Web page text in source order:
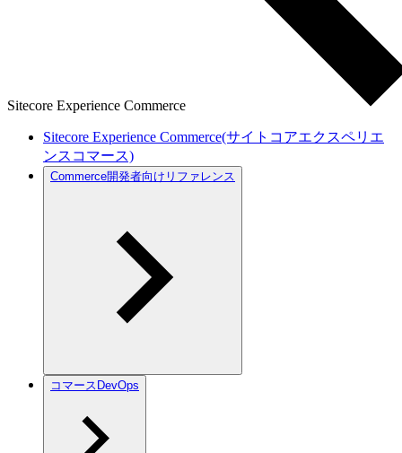
Sitecore Experience Commerce
Sitecore Experience Commerce(サイトコアエクスペリエ
ンスコマース)
Commerce開発者向けリファレンス
コマースDevOps